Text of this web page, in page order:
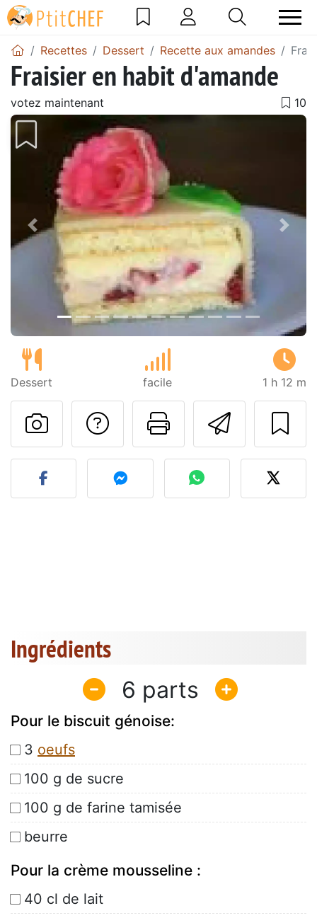
Recettes Dessert Recette aux amandes
Fraisier en habit d'amande
votez maintenant
Précédent
Dessert facile 1 h 12 m
Imprimer
Poser une
Publier votre photo de
Ingrédients
6
Pour le biscuit génoise:
3 oeufs
100 g de sucre
100 g de farine tamisée
beurre
Pour la crème mousseline :
40 cl de lait